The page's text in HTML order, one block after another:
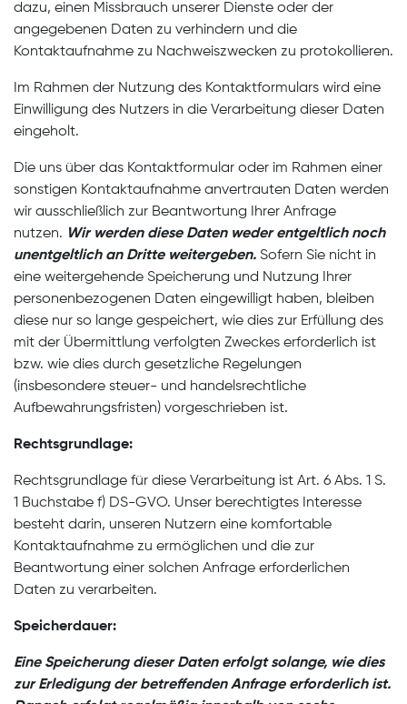
dazu, einen Missbrauch unserer Dienste oder der
angegebenen Daten zu verhindern und die
Kontaktaufnahme zu Nachweiszwecken zu protokollieren.
Im Rahmen der Nutzung des Kontaktformulars wird eine
Einwilligung des Nutzers in die Verarbeitung dieser Daten
eingeholt.
Die uns über das Kontaktformular oder im Rahmen einer
sonstigen Kontaktaufnahme anvertrauten Daten werden
wir ausschließlich zur Beantwortung Ihrer Anfrage
nutzen. Wir werden diese Daten weder entgeltlich noch
unentgeltlich an Dritte weitergeben. Sofern Sie nicht in
eine weitergehende Speicherung und Nutzung Ihrer
personenbezogenen Daten eingewilligt haben, bleiben
diese nur so lange gespeichert, wie dies zur Erfüllung des
mit der Übermittlung verfolgten Zweckes erforderlich ist
bzw. wie dies durch gesetzliche Regelungen
(insbesondere steuer- und handelsrechtliche
Aufbewahrungsfristen) vorgeschrieben ist.
Rechtsgrundlage:
Rechtsgrundlage für diese Verarbeitung ist Art. 6 Abs. 1 S.
1 Buchstabe f) DS-GVO. Unser berechtigtes Interesse
besteht darin, unseren Nutzern eine komfortable
Kontaktaufnahme zu ermöglichen und die zur
Beantwortung einer solchen Anfrage erforderlichen
Daten zu verarbeiten.
Speicherdauer:
Eine Speicherung dieser Daten erfolgt solange, wie dies
zur Erledigung der betreffenden Anfrage erforderlich ist.